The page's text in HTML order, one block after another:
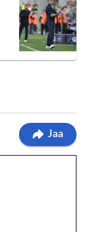
Jaa